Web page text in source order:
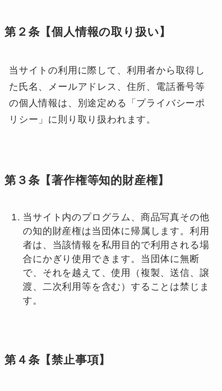
第２条【個人情報の取り扱い】
当サイトの利用に際して、利用者から取得し
た氏名、メールアドレス、住所、電話番号等
の個人情報は、別途定める「プライバシーポ
リシー」に則り取り扱われます。
第３条【著作権等知的財産権】
当サイト内のプログラム、商品写真その他
の知的財産権は当団体に帰属します。利用
者は、当該情報を私用目的で利用される場
合にかぎり使用できます。当団体に無断
で、それを越えて、使用（複製、送信、譲
渡、二次利用等を含む）することは禁じま
す。
第４条【禁止事項】